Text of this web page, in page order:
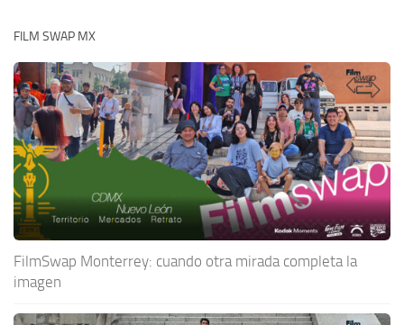
FILM SWAP MX
FilmSwap Monterrey: cuando otra mirada completa la
imagen